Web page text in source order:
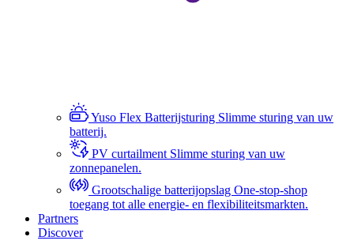
Yuso Flex Batterijsturing Slimme sturing van uw
batterij.
PV curtailment Slimme sturing van uw
zonnepanelen.
Grootschalige batterijopslag One-stop-shop
toegang tot alle energie- en flexibiliteitsmarkten.
Partners
Discover